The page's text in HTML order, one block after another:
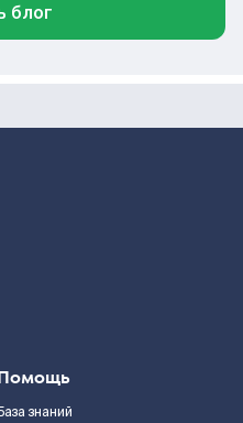
блог
знаний